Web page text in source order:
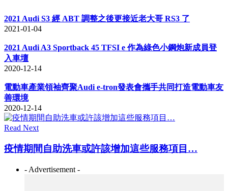
2021 Audi S3 經 ABT 調整之後更接近老大哥 RS3 了
2021-01-04
2021 Audi A3 Sportback 45 TFSI e 作為綠色小鋼炮新成員登
入車壇
2020-12-14
電動車產業領袖齊聚Audi e-tron發表會攜手共同打造電動車友
善環境
2020-12-14
Read Next
疫情期間自助洗車或許該增加這些服務項目…
- Advertisement -